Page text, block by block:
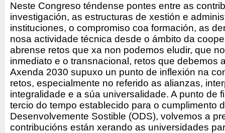
Neste Congreso téndense pontes entre as
investigación, as estructuras de xestión e
instituciones, o compromiso coa formación, as
nosa actividade técnica desde o ámbito da
abrense retos que xa non podemos eludir, que
inmediato e o transnacional, retos que debemos
Axenda 2030 supuxo un punto de inflexión na
retos, especialmente no referido as alianzas,
integralidade e a súa universalidade. A punto de
tercio do tempo establecido para o cumplimento
Desenvolvemente Sostible (ODS), volvemos a
contribucións están xerando as universidades